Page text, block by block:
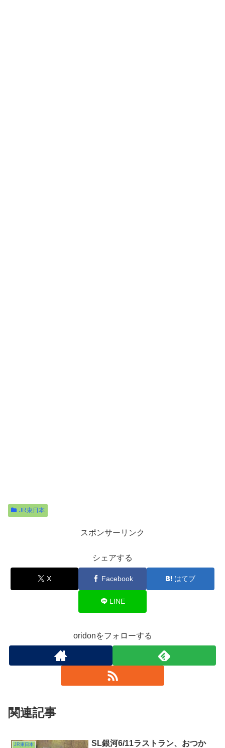
JR東日本
スポンサーリンク
シェアする
X Facebook はてブ
LINE
oridonをフォローする
関連記事
JR東日本
SL銀河6/11ラストラン、おつか